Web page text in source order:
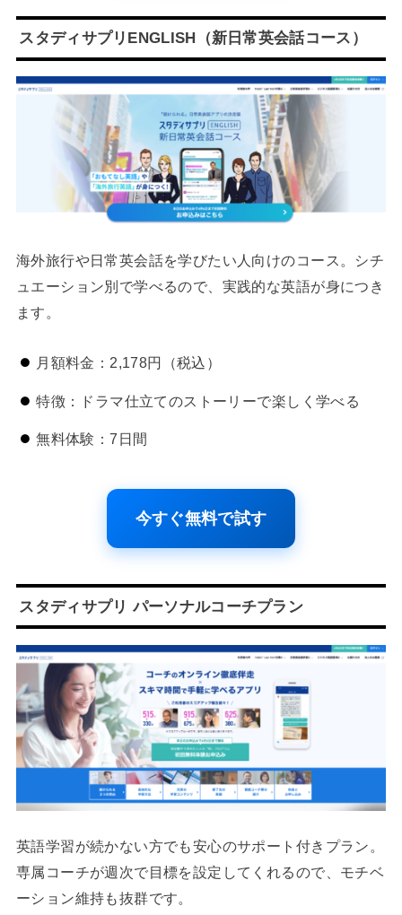
スタディサプリENGLISH（新日常英会話コース）
海外旅行や日常英会話を学びたい人向けのコース。シチ
ュエーション別で学べるので、実践的な英語が身につき
ます。
月額料金：2,178円（税込）
特徴：ドラマ仕立てのストーリーで楽しく学べる
無料体験：7日間
今すぐ無料で試す
スタディサプリ パーソナルコーチプラン
英語学習が続かない方でも安心のサポート付きプラン。
専属コーチが週次で目標を設定してくれるので、モチベ
ーション維持も抜群です。